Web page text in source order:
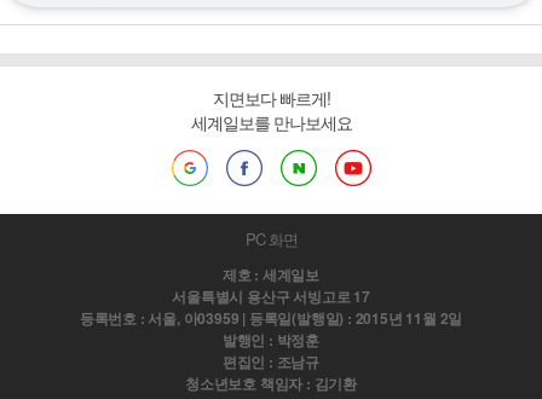
지면보다 빠르게!
세계일보를 만나보세요
PC 화면
제호 : 세계일보
서울특별시 용산구 서빙고로 17
등록번호 : 서울, 아03959 | 등록일(발행일) : 2015년 11월 2일
발행인 : 박정훈
편집인 : 조남규
청소년보호 책임자 : 김기환